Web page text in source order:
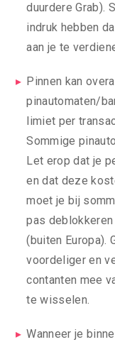
duurdere Grab).
indruk hebben
aan je te
Pinnen kan
pinautomaten/
limiet per
Sommige
Let erop dat je
en dat deze
moet je bij
pas
(buiten Europa).
voordeliger en
contanten mee
te wisselen.
Wanneer je